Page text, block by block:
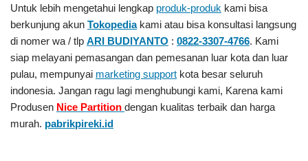
Untuk lebih mengetahui lengkap produk-produk kami bisa
berkunjung akun Tokopediakami atau bisa konsultasi langsung
di nomer wa / tlp ARI BUDIYANTO : 0822-3307-4766. Kami
siap melayani pemasangan dan pemesanan luar kota dan luar
pulau, mempunyai marketing support kota besar seluruh
indonesia. Jangan ragu lagi menghubungi kami, Karena kami
Produsen Nice Partition dengan kualitas terbaik dan harga
murah. pabrikpireki.id